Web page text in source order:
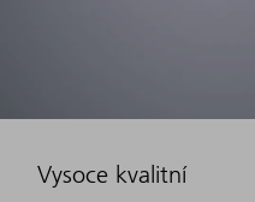
Vysoce kvalitní